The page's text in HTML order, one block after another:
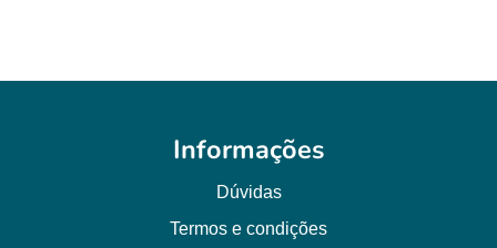
Informações
Dúvidas
Termos e condições